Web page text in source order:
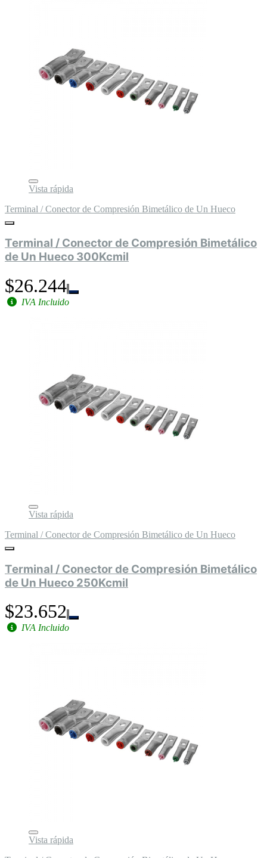
Vista rápida
Terminal / Conector de Compresión Bimetálico de Un Hueco
Terminal / Conector de Compresión Bimetálico
de Un Hueco 300Kcmil
$26.244
IVA Incluido
Vista rápida
Terminal / Conector de Compresión Bimetálico de Un Hueco
Terminal / Conector de Compresión Bimetálico
de Un Hueco 250Kcmil
$23.652
IVA Incluido
Vista rápida